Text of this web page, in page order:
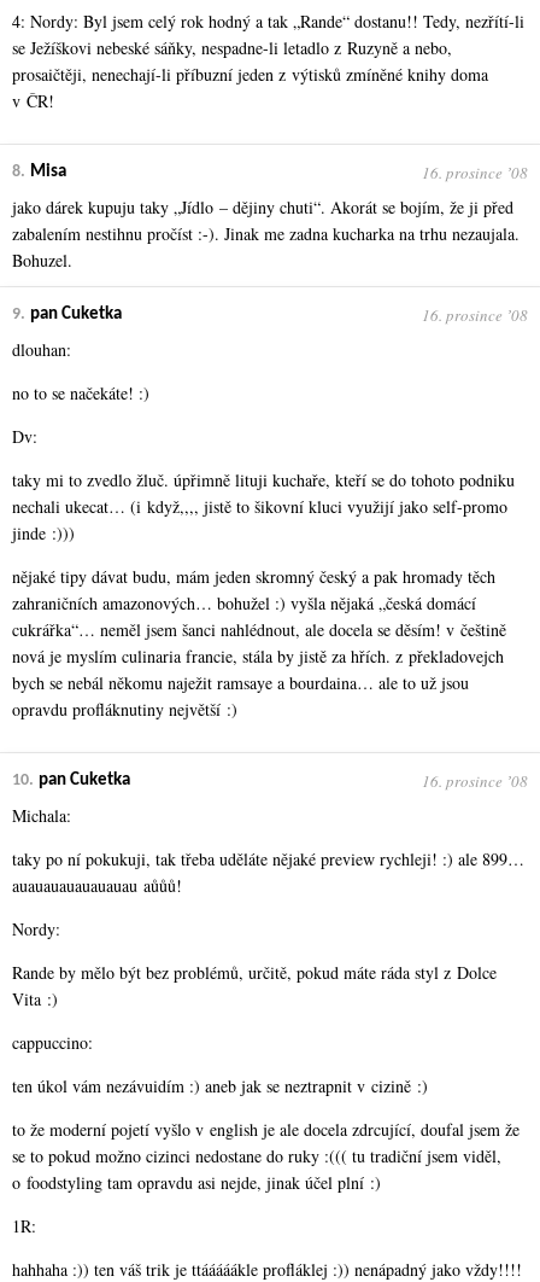
4: Nordy: Byl jsem celý rok hodný a tak „Rande“ dostanu!! Tedy, nezřítí-li
se Ježíškovi nebeské sáňky, nespadne-li letadlo z Ruzyně a nebo,
prosaičtěji, nenechají-li příbuzní jeden z výtisků zmíněné knihy doma
v ČR!
8. Misa 16. prosince ʼ08
jako dárek kupuju taky „Jídlo – dějiny chuti“. Akorát se bojím, že ji před
zabalením nestihnu pročíst :-). Jinak me zadna kucharka na trhu nezaujala.
Bohuzel.
9. pan Cuketka 16. prosince ʼ08
dlouhan:
no to se načekáte! :)
Dv:
taky mi to zvedlo žluč. úpřimně lituji kuchaře, kteří se do tohoto podniku
nechali ukecat… (i když,,,, jistě to šikovní kluci využijí jako self-promo
jinde :)))
nějaké tipy dávat budu, mám jeden skromný český a pak hromady těch
zahraničních amazonových… bohužel :) vyšla nějaká „česká domácí
cukrářka“… neměl jsem šanci nahlédnout, ale docela se děsím! v češtině
nová je myslím culinaria francie, stála by jistě za hřích. z překladovejch
bych se nebál někomu naježit ramsaye a bourdaina… ale to už jsou
opravdu profláknutiny největší :)
10. pan Cuketka 16. prosince ʼ08
Michala:
taky po ní pokukuji, tak třeba uděláte nějaké preview rychleji! :) ale 899…
auauauauauauauau aůůů!
Nordy:
Rande by mělo být bez problémů, určitě, pokud máte ráda styl z Dolce
Vita :)
cappuccino:
ten úkol vám nezávuidím :) aneb jak se neztrapnit v cizině :)
to že moderní pojetí vyšlo v english je ale docela zdrcující, doufal jsem že
se to pokud možno cizinci nedostane do ruky :((( tu tradiční jsem viděl,
o foodstyling tam opravdu asi nejde, jinak účel plní :)
1R:
hahhaha :)) ten váš trik je ttááááákle profláklej :)) nenápadný jako vždy!!!!